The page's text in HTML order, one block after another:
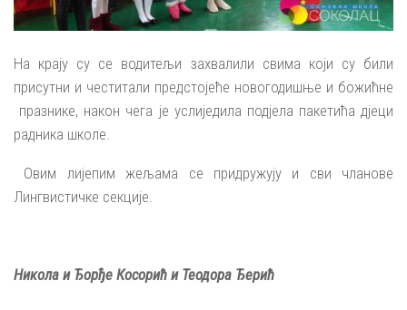
На крају су се водитељи захвалили свима који су били
присутни и честитали предстојеће новогодишње и божићне
празнике, након чега је услиједила подјела пакетића дјеци
радника школе.
Овим лијепим жељама се придружују и сви чланове
Лингвистичке секције.
Никола и Ђорђе Косорић и Теодора Ђерић